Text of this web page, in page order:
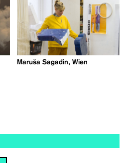
Maruša Sagadin, Wien